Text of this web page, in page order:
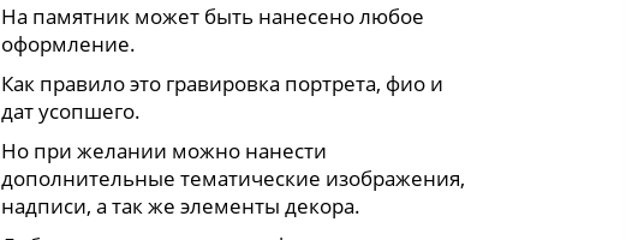
На памятник может быть нанесено любое
оформление.
Как правило это гравировка портрета, фио и
дат усопшего.
Но при желании можно нанести
дополнительные тематические изображения,
надписи, а так же элементы декора.